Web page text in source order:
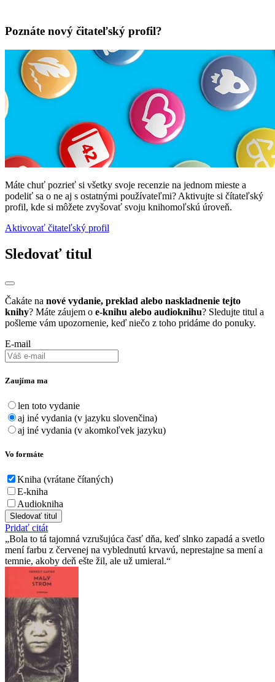
Poznáte nový čitateľský profil?
Máte chuť pozrieť si všetky svoje recenzie na jednom mieste a
podeliť sa o ne aj s ostatnými používateľmi? Aktivujte si čítateľský
profil, kde si môžete zvyšovať svoju knihomoľskú úroveň.
Aktivovať čitateľský profil
Sledovať titul
Čakáte na nové vydanie, preklad alebo naskladnenie tejto
knihy? Máte záujem o e-knihu alebo audioknihu? Sledujte titul a
pošleme vám upozornenie, keď niečo z toho pridáme do ponuky.
E-mail
Zaujíma ma
len toto vydanie
aj iné vydania (v jazyku slovenčina)
aj iné vydania (v akomkoľvek jazyku)
Vo formáte
Kniha (vrátane čítaných)
E-kniha
Audiokniha
Sledovať titul
Pridať citát
Bola to tá tajomná vzrušujúca časť dňa, keď slnko zapadá a svetlo
mení farbu z červenej na vyblednutú krvavú, neprestajne sa mení a
temnie, akoby deň ešte žil, ale už umieral.